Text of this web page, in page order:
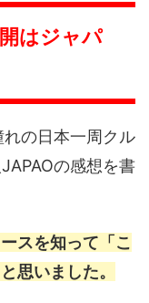
はジャパ
の日本一周クル
の感想を書
スを知って「こ
思いました。